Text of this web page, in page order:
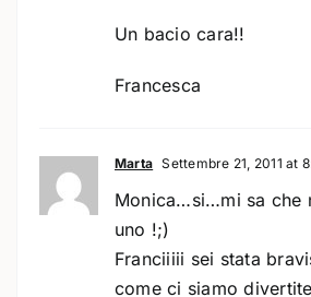
Un bacio cara!!
Francesca
Marta Settembre 21, 2011 at
Monica…si…mi sa che
uno !;)
Franciiiii sei stata
come ci siamo